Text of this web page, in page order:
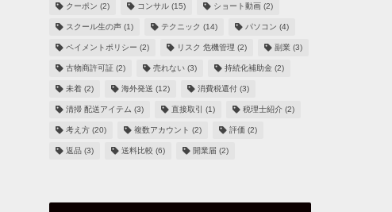
クーポン (2) コンサル(15) ショート動画(2)
スクール生の声(1) テクニック (14) パソコン (4)
ペイメントポリシー (2) リスク 危機管理 (2) 副業 (3)
古物商許可証(2) 売れない(3) 持続化補助金(2)
未着(2) 海外発送 (12) 消費税還付(3)
清掃 配送アイテム (3) 直接取引 (1) 税理士紹介(2)
考え方(20) 複数アカウント (2) 評価 (2)
返品(3) 送料比較 (6) 開業届 (2)